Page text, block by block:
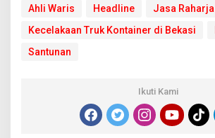
Ahli Waris Headline
Jasa Raharja
Kecelakaan Truk Kontainer di Bekasi
Santunan
Ikuti Kami